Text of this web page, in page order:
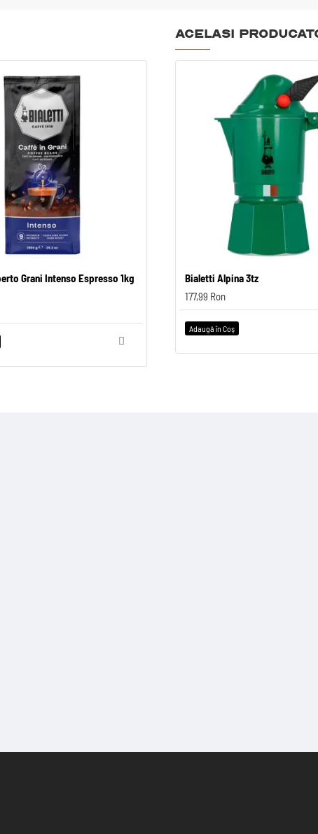
Grani Intenso Espresso 1kg
Bialetti Experto Grani Pregiato 500g
85,99 Ron
Acelasi
Bialetti Alpina 3tz
177,99 Ron
Adaugă în Coş